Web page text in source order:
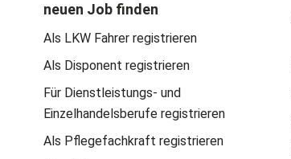
neuen Job finden
Als LKW Fahrer registrieren
Als Disponent registrieren
Für Dienstleistungs- und
Einzelhandelsberufe registrieren
Als Pflegefachkraft registrieren